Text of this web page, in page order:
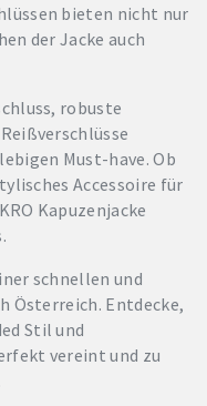
bieten nicht nur
der Jacke auch
robuste
Must-have. Ob
Accessoire für
Kapuzenjacke
schnellen und
Österreich. Entdecke,
Stil und
vereint und zu